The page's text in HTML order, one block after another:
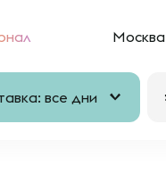
Москва
все дни